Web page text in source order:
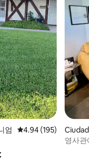
엄 평점 4.94점(5점 만점
4.94 (195)
영사관